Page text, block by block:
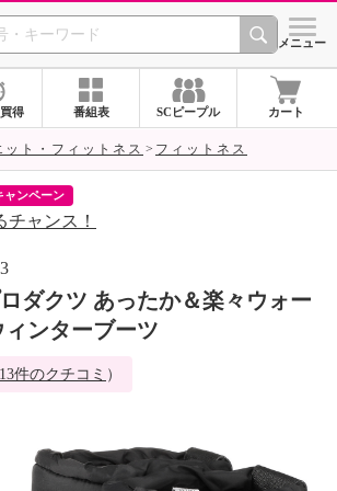
SHOP CHANNEL シメニュー
得 番組表 SCピープル カート
ト・フィットネス フィットネス
ャンペーン
チャンス！
ダクツ あったか＆楽々ウォー
ンターブーツ
13件のクチコミ ）